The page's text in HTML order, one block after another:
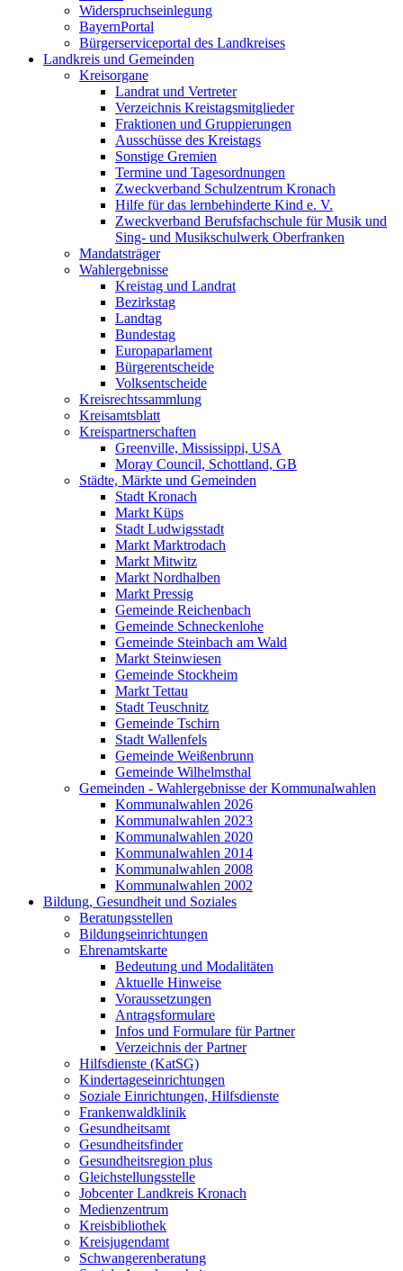
Widerspruchseinlegung
BayernPortal
Bürgerserviceportal des Landkreises
Landkreis und Gemeinden
Kreisorgane
Landrat und Vertreter
Verzeichnis Kreistagsmitglieder
Fraktionen und Gruppierungen
Ausschüsse des Kreistags
Sonstige Gremien
Termine und Tagesordnungen
Zweckverband Schulzentrum Kronach
Hilfe für das lernbehinderte Kind e. V.
Zweckverband Berufsfachschule für Musik und
Sing- und Musikschulwerk Oberfranken
Mandatsträger
Wahlergebnisse
Kreistag und Landrat
Bezirkstag
Landtag
Bundestag
Europaparlament
Bürgerentscheide
Volksentscheide
Kreisrechtssammlung
Kreisamtsblatt
Kreispartnerschaften
Greenville, Mississippi, USA
Moray Council, Schottland, GB
Städte, Märkte und Gemeinden
Stadt Kronach
Markt Küps
Stadt Ludwigsstadt
Markt Marktrodach
Markt Mitwitz
Markt Nordhalben
Markt Pressig
Gemeinde Reichenbach
Gemeinde Schneckenlohe
Gemeinde Steinbach am Wald
Markt Steinwiesen
Gemeinde Stockheim
Markt Tettau
Stadt Teuschnitz
Gemeinde Tschirn
Stadt Wallenfels
Gemeinde Weißenbrunn
Gemeinde Wilhelmsthal
Gemeinden - Wahlergebnisse der Kommunalwahlen
Kommunalwahlen 2026
Kommunalwahlen 2023
Kommunalwahlen 2020
Kommunalwahlen 2014
Kommunalwahlen 2008
Kommunalwahlen 2002
Bildung, Gesundheit und Soziales
Beratungsstellen
Bildungseinrichtungen
Ehrenamtskarte
Bedeutung und Modalitäten
Aktuelle Hinweise
Voraussetzungen
Antragsformulare
Infos und Formulare für Partner
Verzeichnis der Partner
Hilfsdienste (KatSG)
Kindertageseinrichtungen
Soziale Einrichtungen, Hilfsdienste
Frankenwaldklinik
Gesundheitsamt
Gesundheitsfinder
Gesundheitsregion plus
Gleichstellungsstelle
Jobcenter Landkreis Kronach
Medienzentrum
Kreisbibliothek
Kreisjugendamt
Schwangerenberatung